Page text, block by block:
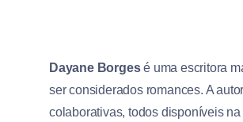
Dayane Borgesé uma escritora
ser considerados romances. A
colaborativas, todos disponíveis